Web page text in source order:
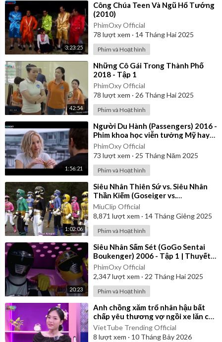
3:23:25
⁣Công Chúa Teen Và Ngũ Hổ Tướng
(2010)
PhimOxy Official
78 lượt xem · 14 Tháng Hai 2025
Phim và Hoạt hình
42:54
⁣Những Cô Gái Trong Thành Phố
2018 - Tập 1
PhimOxy Official
78 lượt xem · 26 Tháng Hai 2025
Phim và Hoạt hình
1:56:21
⁣Người Du Hành (Passengers) 2016 -
Phim khoa học viễn tưởng Mỹ hay
nhất | Vietsub
PhimOxy Official
73 lượt xem · 25 Tháng Năm 2025
Phim và Hoạt hình
1:02:06
⁣Siêu Nhân Thiên Sứ vs. Siêu Nhân
Thần Kiếm (Goseiger vs.
Shinkenger) | Vietsub
MiuClip Official
8,871 lượt xem · 14 Tháng Giêng 2025
Phim và Hoạt hình
20:23
⁣Siêu Nhân Sấm Sét (GoGo Sentai
Boukenger) 2006 - Tập 1 | Thuyết
Minh
PhimOxy Official
2,347lượt xem · 22 Tháng Hai 2025
Phim và Hoạt hình
⁣Anh chồng xăm trổ nhân hậu bất
chấp yêu thương vợ ngồi xe lăn cả
đời | Yêu Là Cưới
VietTube Trending Official
8 lượt xem · 10 Tháng Bảy 2026